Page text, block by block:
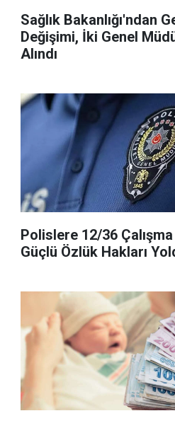
Sağlık Bakanlığı'ndan
Değişimi, İki Genel
Alındı
Polislere 12/36
Güçlü Özlük Hakları